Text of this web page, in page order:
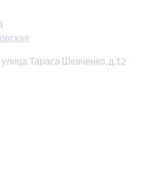
улица Тараса Шевченко, д 12